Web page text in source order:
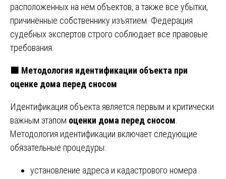
расположенных на нём объектов, а также все убытки,
причинённые собственнику изъятием. Федерация
судебных экспертов строго соблюдает все правовые
требования.
🟧 Методология идентификации объекта при
оценке дома перед сносом
Идентификация объекта является первым и критически
важным этапом оценки дома перед сносом
Методология идентификации включает следующие
обязательные процедуры:
установление адреса и кадастрового номера